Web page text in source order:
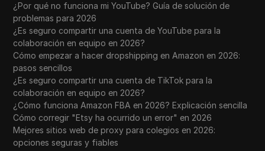
¿Por qué no funciona mi YouTube? Guía de solución de
problemas para 2026
¿Es seguro compartir una cuenta de YouTube para la
colaboración en equipo en 2026?
Cómo empezar a hacer dropshipping en Amazon en 2026:
pasos sencillos
¿Es seguro compartir una cuenta de TikTok para la
colaboración en equipo en 2026?
¿Cómo funciona Amazon FBA en 2026? Explicación sencilla
Cómo corregir "Etsy ha ocurrido un error" en 2026
Mejores sitios web de proxy para colegios en 2026:
opciones seguras y fiables